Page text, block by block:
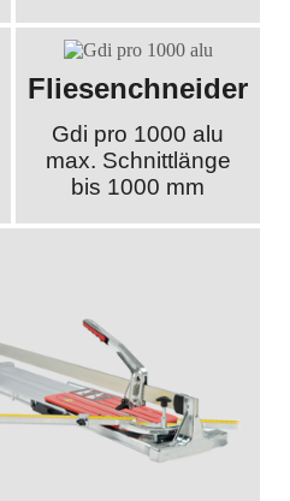
Fliesenchneider
Gdi pro 1000 alu
max. Schnittlänge
bis 1000 mm